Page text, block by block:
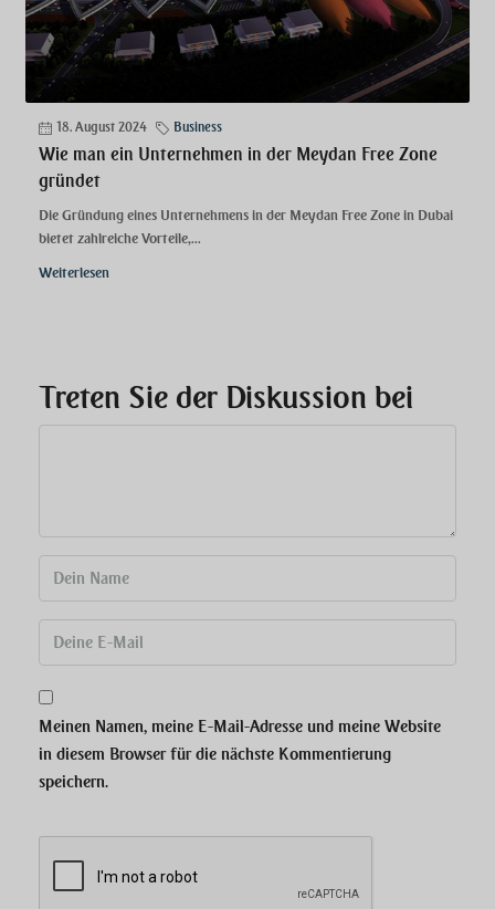
18. August 2024 Business
Wie man ein Unternehmen in der Meydan Free Zone
gründet
Die Gründung eines Unternehmens in der Meydan Free Zone in Dubai
bietet zahlreiche Vorteile,...
Weiterlesen
Treten Sie der Diskussion bei
Meinen Namen, meine E-Mail-Adresse und meine Website
in diesem Browser für die nächste Kommentierung
speichern.